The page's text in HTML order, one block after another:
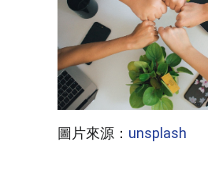
圖片來源： unsplash